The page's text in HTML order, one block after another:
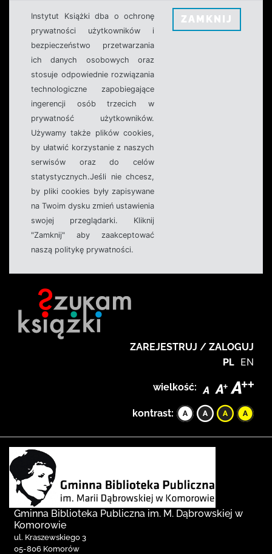
Instytut Książki dba o ochronę
prywatności użytkowników i
bezpieczeństwo przetwarzania
ich danych osobowych oraz
stosuje odpowiednie rozwiązania
technologiczne zapobiegające
ingerencji osób trzecich w
prywatność użytkowników.
Używamy także plików cookies,
by ułatwić korzystanie z naszych
serwisów oraz do celów
statystycznych.Jeśli nie chcesz,
by pliki cookies były zapisywane
na Twoim dysku zmień ustawienia
swojej przeglądarki. Kliknij
"Zamknij" aby zaakceptować
naszą politykę prywatności.
ZAMKNIJ
ZAREJESTRUJ / ZALOGUJ
PL EN
wielkość:
kontrast:
Gminna Biblioteka Publiczna im. M. Dąbrowskiej w
Komorowie
ul. Kraszewskiego 3
05-806 Komorów